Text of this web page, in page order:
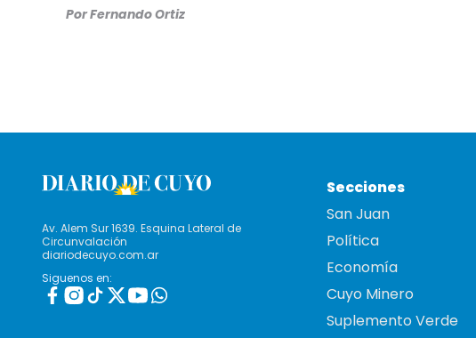
PorFernando Ortiz
Av. Alem Sur 1639. Esquina Lateral de
Circunvalación
diariodecuyo.com.ar
Siguenos en:
Secciones
San Juan
Política
Economía
Cuyo Minero
Suplemento Verde